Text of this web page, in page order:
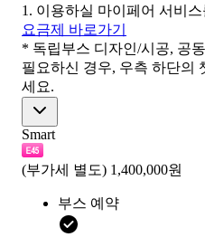
1. 이용하실 마이페어 서비
요금제 바로가기
* 독립부스 디자인/시공, 공
필요하신 경우, 우측 하단의
세요.
Smart
(부가세 별도) 1,400,000원
부스 예약